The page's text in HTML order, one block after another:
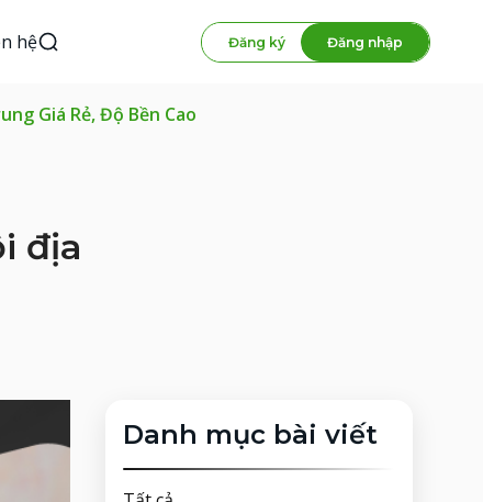
hệ Đăng ký Đăng nhập
Giá Rẻ, Độ Bền Cao
địa
Danh mục bài viết